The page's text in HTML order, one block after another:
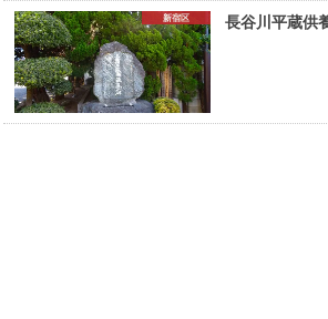
新宿区 長谷川平蔵供